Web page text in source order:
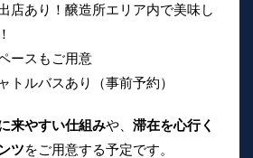
店あり！醸造所エリア内で美味し
ースもご用意
トルバスあり（事前予約）
来やすい仕組みや、 滞在を心行く
ツをご用意する予定です。